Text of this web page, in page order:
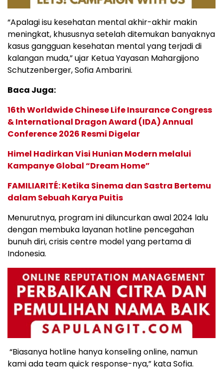
“Apalagi isu kesehatan mental akhir-akhir makin
meningkat, khususnya setelah ditemukan banyaknya
kasus gangguan kesehatan mental yang terjadi di
kalangan muda,” ujar Ketua Yayasan Mahargijono
Schutzenberger, Sofia Ambarini.
Baca Juga:
16th Worldwide Chinese Life Insurance Congress
& International Dragon Award (IDA) Annual
Conference 2026 Resmi Digelar
Himel Hadirkan Visi Hunian Modern melalui
Kampanye Global “Dream Home”
FAMILIARITÉ: Ketika Sinema dan Sastra Bertemu
dalam Sebuah Karya Puitis
Menurutnya, program ini diluncurkan awal 2024 lalu
dengan membuka layanan hotline pencegahan
bunuh diri, crisis centre model yang pertama di
Indonesia.
“Biasanya hotline hanya konseling online, namun
kami ada team quick response-nya,” kata Sofia.